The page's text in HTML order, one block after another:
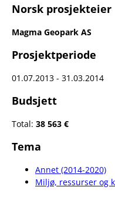
Norsk prosjekteier
Magma Geopark AS
Prosjektperiode
01.07.2013 - 31.03.2014
Budsjett
Total: 38 563 €
Tema
Annet (2014-2020)
Miljø, ressurser og